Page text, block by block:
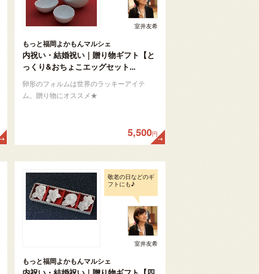
室井友希
もっと福岡よかもんマルシェ
内祝い・結婚祝い｜贈り物ギフト【と
っくり&おちょこエッグセット...
卵形のフォルムは世界のラッキーアイテ
ム。贈り物にオススメ★
5,500円
敬老の日などのギ
フトにも♪
室井友希
もっと福岡よかもんマルシェ